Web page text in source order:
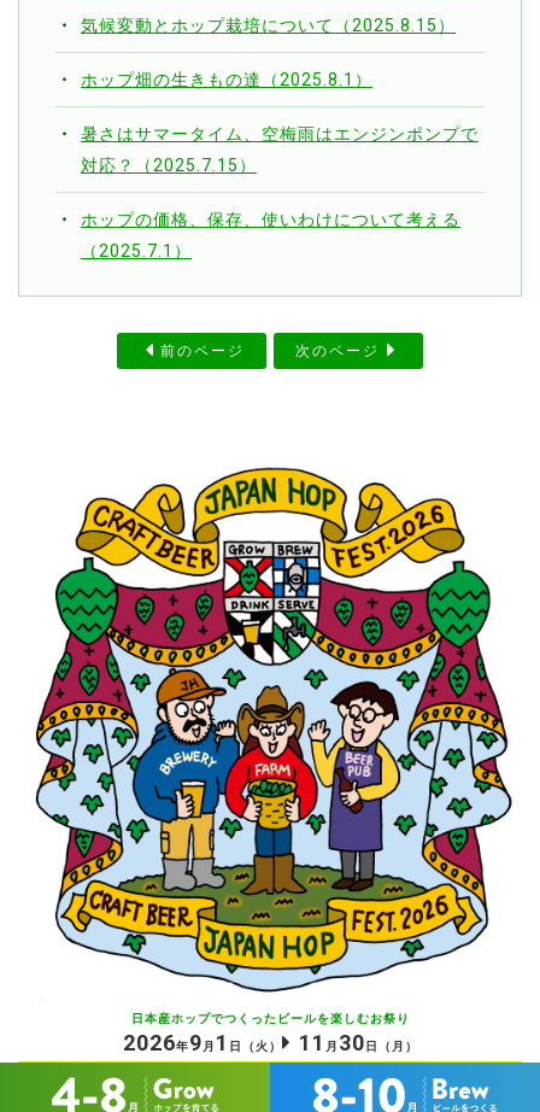
気候変動とホップ栽培について（2025.8.15）
ホップ畑の生きもの達（2025.8.1）
暑さはサマータイム、空梅雨はエンジンポンプで
対応？（2025.7.15）
ホップの価格、保存、使いわけについて考える
（2025.7.1）
前のページ 次のページ
日本産ホップでつくったビールを楽しむお祭り
2026年9月 1 日 （火） 11 月 30 日 （月）